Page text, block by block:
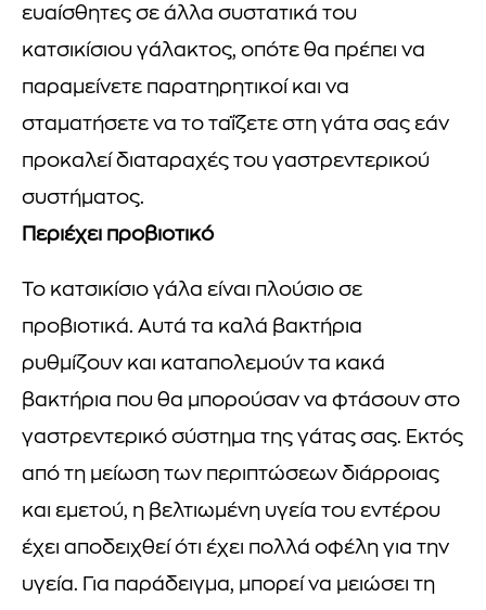
ευαίσθητες σε άλλα συστατικά του
κατσικίσιου γάλακτος, οπότε θα πρέπει να
παραμείνετε παρατηρητικοί και να
σταματήσετε να το ταΐζετε στη γάτα σας εάν
προκαλεί διαταραχές του γαστρεντερικού
συστήματος.
Περιέχει προβιοτικό
Το κατσικίσιο γάλα είναι πλούσιο σε
προβιοτικά. Αυτά τα καλά βακτήρια
ρυθμίζουν και καταπολεμούν τα κακά
βακτήρια που θα μπορούσαν να φτάσουν στο
γαστρεντερικό σύστημα της γάτας σας. Εκτός
από τη μείωση των περιπτώσεων διάρροιας
και εμετού, η βελτιωμένη υγεία του εντέρου
έχει αποδειχθεί ότι έχει πολλά οφέλη για την
υγεία. Για παράδειγμα, μπορεί να μειώσει τη